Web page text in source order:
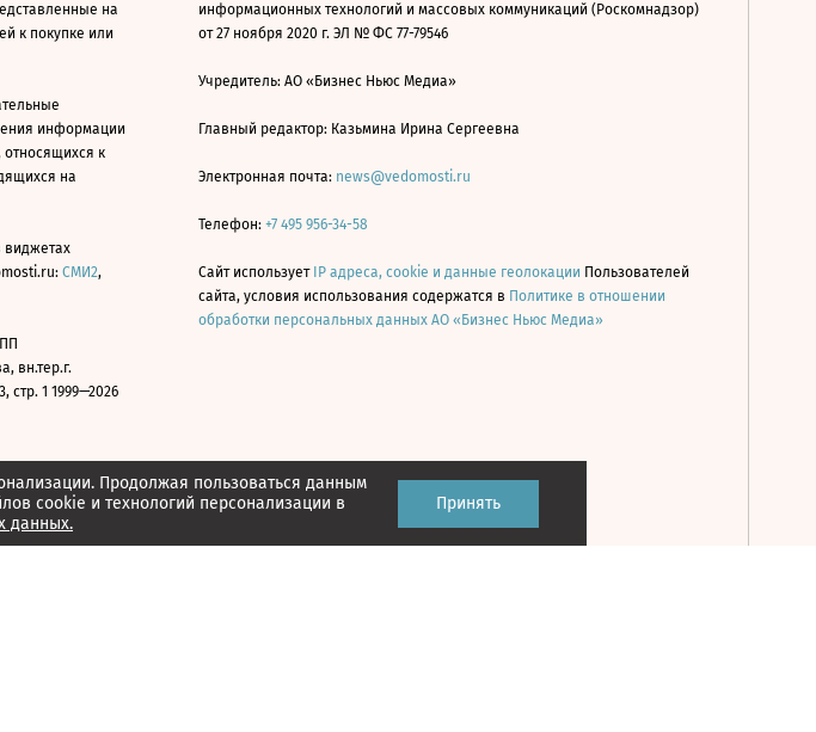
Продолжая пользоваться данным
cookie и технологий персонализации в
данных.
Принять
на
к покупке или
информации
относящихся к
на
виджетах
СМИ2,
вн.тер.г.
1 1999—2026
информационных технологий и массовых коммуникаций (Роскомнадзор)
от 27 ноября 2020 г. ЭЛ № ФС 77-79546
Учредитель: АО «Бизнес Ньюс Медиа»
Главный редактор: Казьмина Ирина Сергеевна
Электронная почта: news@vedomosti.ru
Телефон: +7 495 956-34-58
Сайт использует IP адреса, cookie и данные геолокации Пользователей
сайта, условия использования содержатся в Политике в отношении
обработки персональных данных АО «Бизнес Ньюс Медиа»